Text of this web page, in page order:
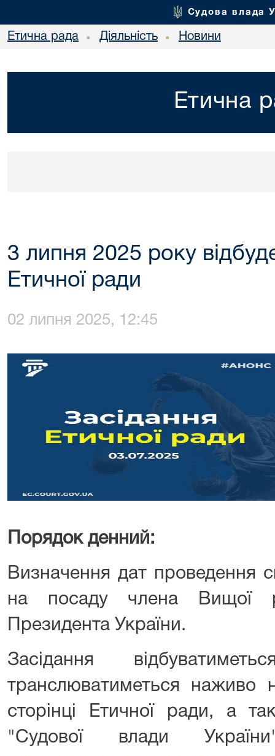
Судова влада
Етична рада • Діяльність • Новини
Етична
3 липня 2025 року
Етичної ради
02 липня 2025, 12:45
Порядок денний:
Визначення дат проведення
на посаду члена Вищої
Президента України.
Засідання
транслюватиметься наживо
сторінці Етичної ради, а
"Судової влади